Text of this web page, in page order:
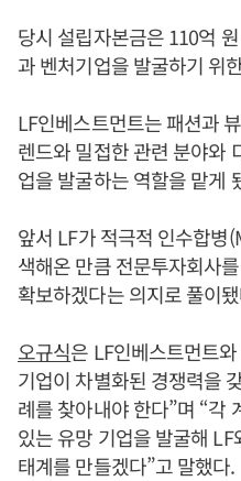
당시 설립자본금은 110억
과 벤처기업을 발굴하기 위
LF인베스트먼트는 패션과
렌드와 밀접한 관련 분야와
업을 발굴하는 역할을 맡게
앞서 LF가 적극적 인수합병
색해온 만큼 전문투자회사
확보하겠다는 의지로 풀이
오규식은 LF인베스트먼트
기업이 차별화된 경쟁력을
례를 찾아내야 한다”며 “각
있는 유망 기업을 발굴해
태계를 만들겠다”고 말했다.